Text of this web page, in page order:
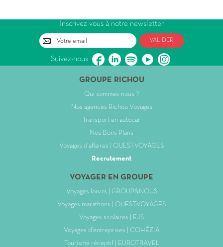
Inscrivez-vous à notre newsletter
VALIDER
Suivez-nous
GROUPE RICHOU
Qui sommes-nous ?
Nos agences Richou Voyages
Transport en autocar
Nos Bons Plans
Voyages d'affaires | OUEST-VOYAGES
Recrutement
VOYAGER EN GROUPE
Voyages loisirs | GROUP&NOUS
Voyages marathons | OUEST-VOYAGES
Voyages scolaires | EJS
Voyages d'entreprises | COHÉZIA
Tourisme réceptif | EUROTRAVEL